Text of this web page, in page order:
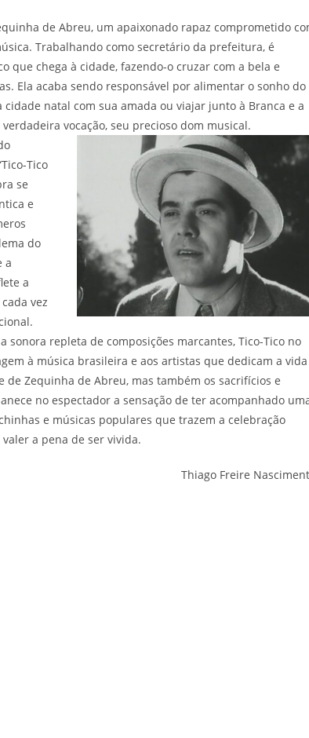
de Abreu, um apaixonado rapaz comprometido
Trabalhando como secretário da prefeitura, é
que chega à cidade, fazendo-o cruzar com a bela e
Ela acaba sendo responsável por alimentar o sonho do
natal com sua amada ou viajar junto à Branca e a
vocação, seu precioso dom musical.
Tico
se
e
do
a
a
vez
repleta de composições marcantes, Tico-Tico no
à música brasileira e aos artistas que dedicam a vida
Zequinha de Abreu, mas também os sacrifícios e
no espectador a sensação de ter acompanhado
e músicas populares que trazem a celebração
a pena de ser vivida.
Thiago Freire